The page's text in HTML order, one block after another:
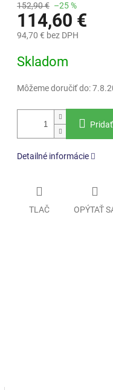
152,90 € –25 %
114,60 €
94,70 € bez DPH
cena:
Skladom
Môžeme doručiť do:
Detailné informácie
TLAČ OPÝTAŤ